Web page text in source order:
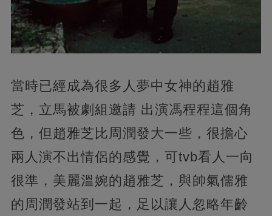
當時已經成為很多人夢中女神的趙雅
芝，立馬被劇組邀請 出演馮程程這個角
色，但趙雅芝比周潤發大一些，很擔心
兩人演不出情侶的感覺，可tvb看人一向
很準，美麗溫婉的趙雅芝，與帥氣儒雅
的周潤發站到一起，足以讓人忽略年齡